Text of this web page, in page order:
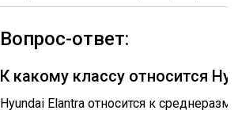
Вопрос-ответ:
К какому классу относится
Hyundai Elantra относится к